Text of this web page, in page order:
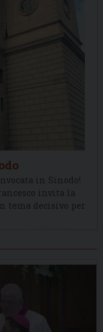
in Sinodo!
invita la
tema decisivo per